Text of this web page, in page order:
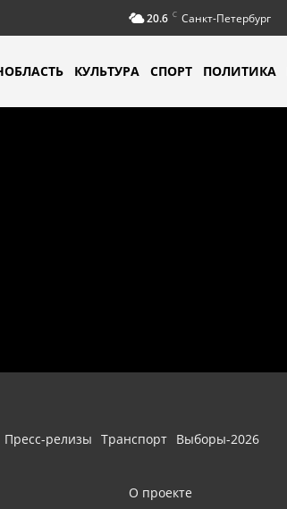
20.6 C Санкт-Петербург
КУЛЬТУРА СПОРТ ПОЛИТИКА
Пресс-релизы Транспорт Выборы-2026
О проекте